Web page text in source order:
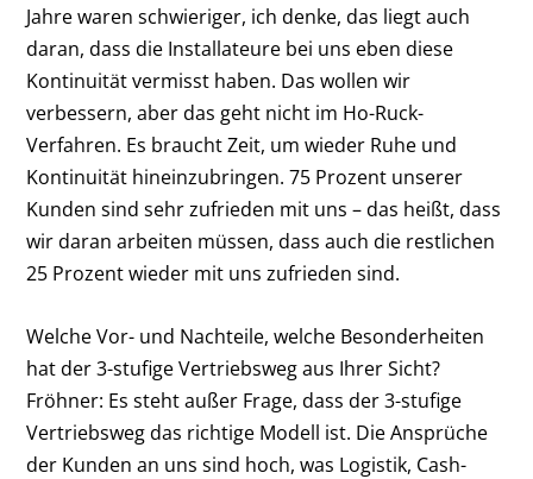
Jahre waren schwieriger, ich denke, das liegt auch
daran, dass die Installateure bei uns eben diese
Kontinuität vermisst haben. Das wollen wir
verbessern, aber das geht nicht im Ho-Ruck-
Verfahren. Es braucht Zeit, um wieder Ruhe und
Kontinuität hineinzubringen. 75 Prozent unserer
Kunden sind sehr zufrieden mit uns – das heißt, dass
wir daran arbeiten müssen, dass auch die restlichen
25 Prozent wieder mit uns zufrieden sind.
Welche Vor- und Nachteile, welche Besonderheiten
hat der 3-stufige Vertriebsweg aus Ihrer Sicht?
Fröhner: Es steht außer Frage, dass der 3-stufige
Vertriebsweg das richtige Modell ist. Die Ansprüche
der Kunden an uns sind hoch, was Logistik, Cash-